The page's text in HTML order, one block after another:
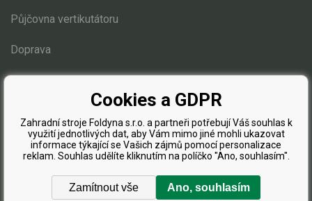
Půjčovna vertikutátoru
Doprava
Blog
Cookies a GDPR
Zahradní stroje Foldyna s.r.o. a partneři potřebují Váš souhlas k
využití jednotlivých dat, aby Vám mimo jiné mohli ukazovat
informace týkající se Vašich zájmů pomocí personalizace
reklam. Souhlas udělíte kliknutím na políčko "Ano, souhlasím".
Zamítnout vše Ano, souhlasím